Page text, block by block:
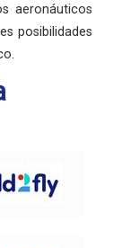
aeronáuticos
posibilidades